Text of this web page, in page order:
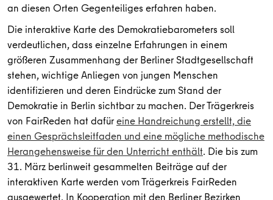
an diesen Orten Gegenteiliges erfahren haben.
Die interaktive Karte des Demokratiebarometers soll
verdeutlichen, dass einzelne Erfahrungen in einem
größeren Zusammenhang der Berliner Stadtgesellschaft
stehen, wichtige Anliegen von jungen Menschen
identifizieren und deren Eindrücke zum Stand der
Demokratie in Berlin sichtbar zu machen. Der Trägerkreis
von FairReden hat dafüreine Handreichung erstellt, die
einen Gesprächsleitfaden und eine mögliche methodische
Herangehensweise für den Unterricht enthält. Die bis zum
31. März berlinweit gesammelten Beiträge auf der
interaktiven Karte werden vom Trägerkreis FairReden
ausgewertet. In Kooperation mit den Berliner Bezirken